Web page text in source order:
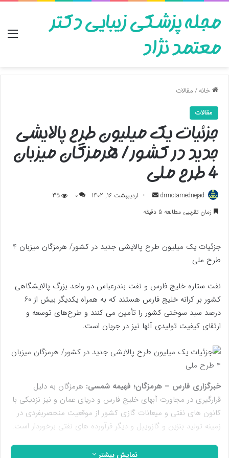
مجله پزشکی زیبایی دکتر
معتمد نژاد
خانه/مقالات
مقالات
جزئیات یک میلیون طرح پالایشی
جدید در کشور/ هرمزگان میزبان
4 طرح ملی
drmotamednejad
ارسال
به
اردیبهشت 16, 1402 0
35
زمان تقریبی مطالعه 5 دقیقه
جزئیات یک میلیون طرح پالایشی جدید در کشور/ هرمزگان میزبان 4
طرح ملی
نفت ستاره خلیج فارس و نفت بندرعباس دو واحد بزرگ پالایشگاهی
کشور بر کرانه خلیج فارس هستند که به همراه یکدیگر بیش از 60
درصد سبد سوختی کشور را تأمین می کنند و طرح‌های توسعه و
ارتقای کیفیت تولیدی آنها نیز در جریان است.
خبرگزاری فارس – هرمزگان؛ فهیمه شمسی: هرمزگان به دلیل
قرارگیری در مجاورت آبهای خلیج فارس و دریای عمان و نیز نزدیکی با
کانون های نفتی و میعانات گازی کشور از موقعیت منحصربفردی در
زمینه تولید بنزین و گازوییل و دیگر فرآورده های نفتی برخوردار است.
این استان همچنین با دارا بودن باراندازهای صادراتی محصولات
نمایش بیشتر